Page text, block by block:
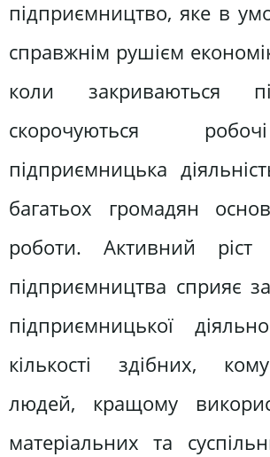
підприємництво, яке в
справжнім рушієм
коли закриваються
скорочуються
підприємницька
багатьох громадян
роботи. Активний ріст
підприємництва сприяє
підприємницької
кількості здібних,
людей, кращому
матеріальних та